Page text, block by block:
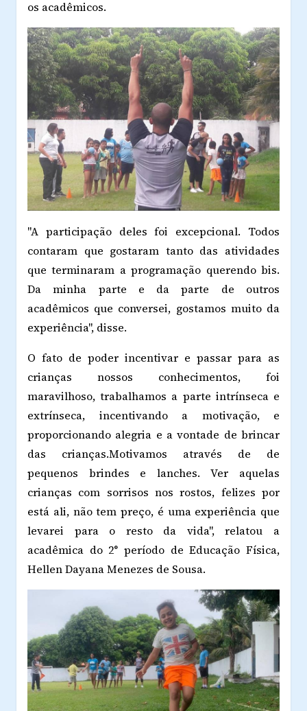
os acadêmicos.
"A participação deles foi excepcional. Todos
contaram que gostaram tanto das atividades
que terminaram a programação querendo bis.
Da minha parte e da parte de outros
acadêmicos que conversei, gostamos muito da
experiência", disse.
O fato de poder incentivar e passar para as
crianças nossos conhecimentos, foi
maravilhoso, trabalhamos a parte intrínseca e
extrínseca, incentivando a motivação, e
proporcionando alegria e a vontade de brincar
das crianças.Motivamos através de de
pequenos brindes e lanches. Ver aquelas
crianças com sorrisos nos rostos, felizes por
está ali, não tem preço, é uma experiência que
levarei para o resto da vida", relatou a
acadêmica do 2° período de Educação Física,
Hellen Dayana Menezes de Sousa.